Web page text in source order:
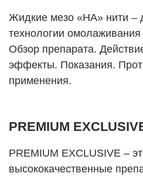
Жидкие мезо «НА» нити –
технологии омолаживания
Обзор препарата.
эффекты. Показания.
применения.
PREMIUM
PREMIUM EXCLUSIVE –
высококачественные